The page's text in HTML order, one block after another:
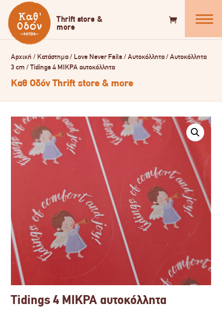
Αρχική / Κατάστημα/ Love Never Fails/Αυτοκόλλητα/Αυτοκόλλητα
3 cm /Tidings 4 ΜΙΚΡΑ αυτοκόλλητα
Καθ Οδόν Thrift store & more
Tidings 4 ΜΙΚΡΑ αυτοκόλλητα